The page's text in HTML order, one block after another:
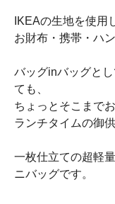
IKEAの生地を使用
お財布・携帯・ハ
バッグinバッグと
ても、
ちょっとそこまで
ランチタイムの御
一枚仕立ての超軽
ニバッグです。